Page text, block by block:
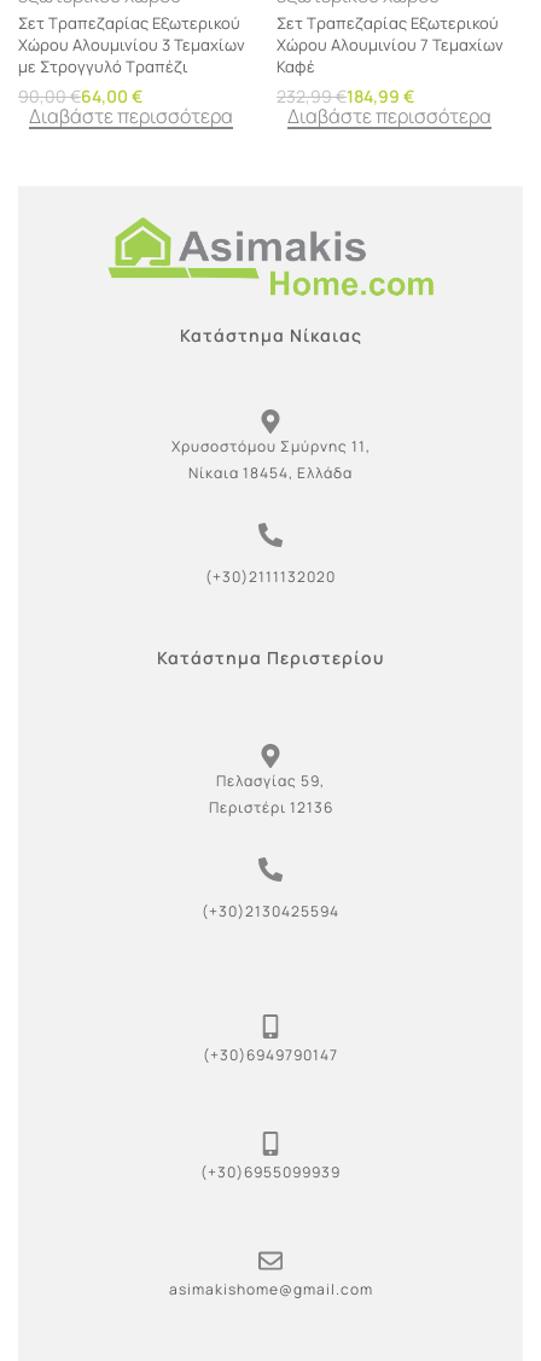
Σετ Τραπεζαρίας Εξωτερικού
Χώρου Αλουμινίου 3 Τεμαχίων
με Στρογγυλό Τραπέζι
90,00€64,00 €
Διαβάστε περισσότερα
Σετ Τραπεζαρίας Εξωτερικού
Χώρου Αλουμινίου 7 Τεμαχίων
Καφέ
232,99€184,99 €
Διαβάστε περισσότερα
Κατάστημα Νίκαιας
Χρυσοστόμου Σμύρνης 11,
Νίκαια 18454, Ελλάδα
(+30)2111132020
Κατάστημα Περιστερίου
Πελασγίας 59,
Περιστέρι 12136
(+30)2130425594
(+30)6949790147
(+30)6955099939
asimakishome@gmail.com